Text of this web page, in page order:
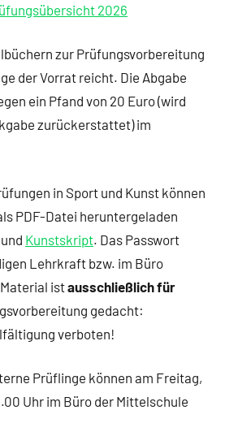
2026
zur Prüfungsvorbereitung
der Vorrat reicht. Die Abgabe
ein Pfand von 20 Euro (wird
zurückerstattet) im
in Sport und Kunst können
PDF-Datei heruntergeladen
und Kunstskript. Das Passwort
Lehrkraft bzw. im Büro
istausschließlich für
gedacht:
verboten!
Prüflinge können am Freitag,
Uhr im Büro der Mittelschule